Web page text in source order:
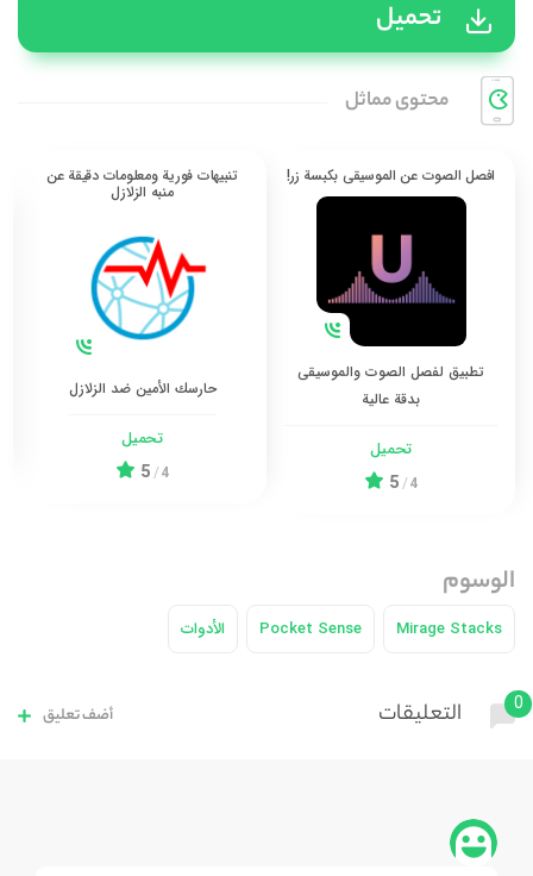
تحميل
محتوی مماثل
افصل الصوت عن الموسيقى بكبسة زر!
تطبيق لفصل الصوت والموسيقى
بدقة عالية
تحميل
4
/
5
تنبيهات فورية ومعلومات دقيقة عن
منبه الزلازل
حارسك الأمين ضد الزلازل
تحميل
4
/
5
الوسوم
Mirage Stacks
Pocket Sense الأدوات
0 التعليقات أضف تعليق